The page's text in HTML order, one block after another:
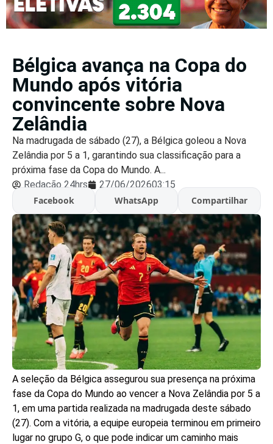
Bélgica avança na Copa do
Mundo após vitória
convincente sobre Nova
Zelândia
Na madrugada de sábado (27), a Bélgica goleou a Nova
Zelândia por 5 a 1, garantindo sua classificação para a
próxima fase da Copa do Mundo. A...
Redação 24hrs
27/06/202603:15
Facebook
WhatsApp Compartilhar
A seleção da Bélgica assegurou sua presença na próxima
fase da Copa do Mundo ao vencer a Nova Zelândia por 5 a
1, em uma partida realizada na madrugada deste sábado
(27). Com a vitória, a equipe europeia terminou em primeiro
lugar no grupo G, o que pode indicar um caminho mais